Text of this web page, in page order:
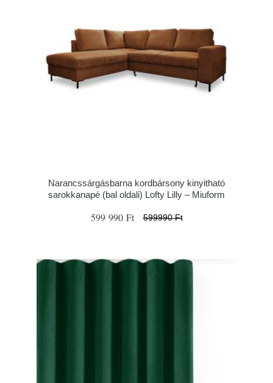
Narancssárgásbarna kordbársony kinyitható
sarokkanapé (bal oldali) Lofty Lilly – Miuform
599 990 Ft 599990 Ft